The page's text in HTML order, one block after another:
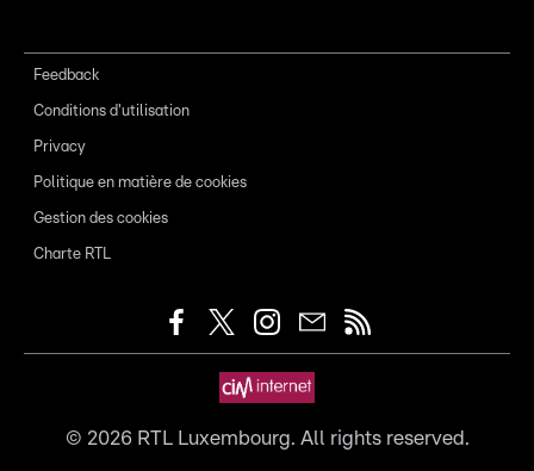
Feedback
Conditions d'utilisation
Privacy
Politique en matière de cookies
Gestion des cookies
Charte RTL
© 2026RTL Luxembourg. All rights reserved.